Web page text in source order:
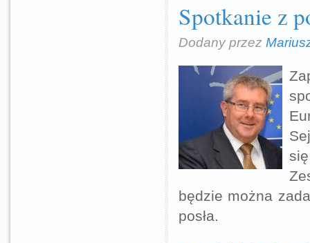
Spotkanie z
Dodany przez
będzie można
posła.